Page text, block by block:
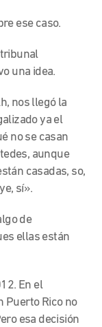
ese caso.
una idea.
nos llegó la
ya el
no se casan
aunque
casadas, so,
sí».
de
ellas están
En el
Puerto Rico no
esa decisión